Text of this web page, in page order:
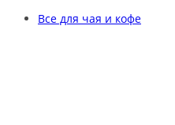
Все для чая и кофе